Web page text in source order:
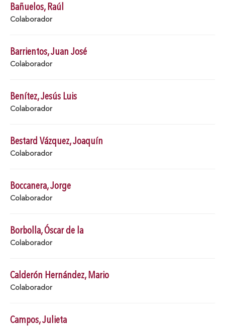
Bañuelos, Raúl
Colaborador
Barrientos, Juan José
Colaborador
Benítez, Jesús Luis
Colaborador
Bestard Vázquez, Joaquín
Colaborador
Boccanera, Jorge
Colaborador
Borbolla, Óscar de la
Colaborador
Calderón Hernández, Mario
Colaborador
Campos, Julieta